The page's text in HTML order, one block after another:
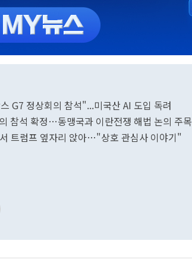
G7 정상회의 참석"...미국산 AI 도입 독려
참석 확정…동맹국과 이란전쟁 해법 논의 주목
트럼프 옆자리 앉아…"상호 관심사 이야기"